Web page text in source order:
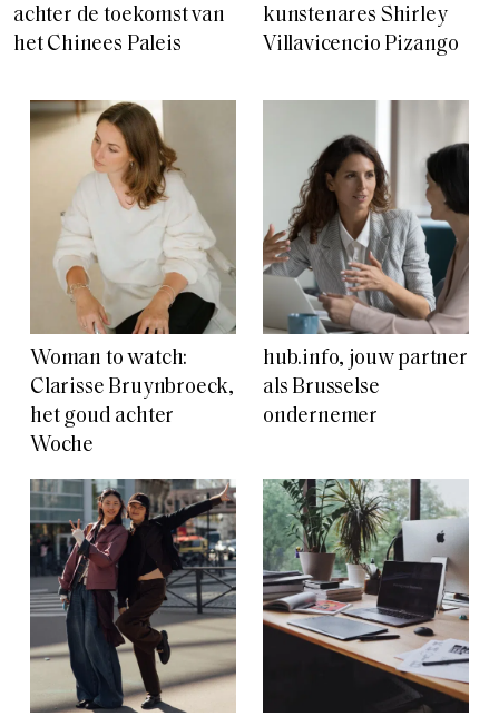
achter de toekomst van
het Chinees Paleis
kunstenares Shirley
Villavicencio Pizango
Woman to watch:
Clarisse Bruynbroeck,
het goud achter
Woche
hub.info, jouw partner
als Brusselse
ondernemer